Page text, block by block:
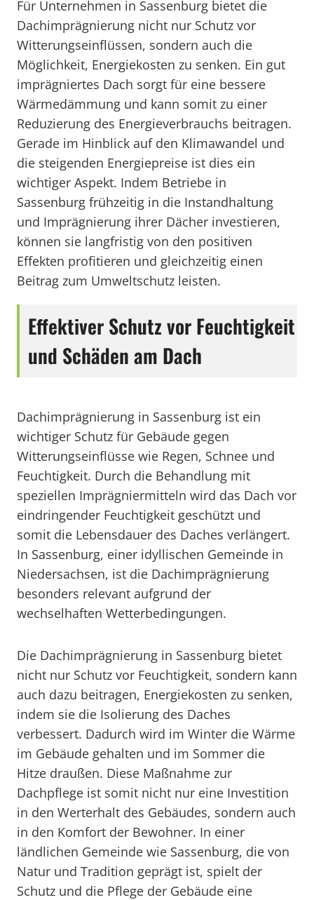
Für Unternehmen in Sassenburg bietet die
Dachimprägnierung nicht nur Schutz vor
Witterungseinflüssen, sondern auch die
Möglichkeit, Energiekosten zu senken. Ein gut
imprägniertes Dach sorgt für eine bessere
Wärmedämmung und kann somit zu einer
Reduzierung des Energieverbrauchs beitragen.
Gerade im Hinblick auf den Klimawandel und
die steigenden Energiepreise ist dies ein
wichtiger Aspekt. Indem Betriebe in
Sassenburg frühzeitig in die Instandhaltung
und Imprägnierung ihrer Dächer investieren,
können sie langfristig von den positiven
Effekten profitieren und gleichzeitig einen
Beitrag zum Umweltschutz leisten.
Effektiver Schutz vor Feuchtigkeit
und Schäden am Dach
Dachimprägnierung in Sassenburg ist ein
wichtiger Schutz für Gebäude gegen
Witterungseinflüsse wie Regen, Schnee und
Feuchtigkeit. Durch die Behandlung mit
speziellen Imprägniermitteln wird das Dach vor
eindringender Feuchtigkeit geschützt und
somit die Lebensdauer des Daches verlängert.
In Sassenburg, einer idyllischen Gemeinde in
Niedersachsen, ist die Dachimprägnierung
besonders relevant aufgrund der
wechselhaften Wetterbedingungen.
Die Dachimprägnierung in Sassenburg bietet
nicht nur Schutz vor Feuchtigkeit, sondern kann
auch dazu beitragen, Energiekosten zu senken,
indem sie die Isolierung des Daches
verbessert. Dadurch wird im Winter die Wärme
im Gebäude gehalten und im Sommer die
Hitze draußen. Diese Maßnahme zur
Dachpflege ist somit nicht nur eine Investition
in den Werterhalt des Gebäudes, sondern auch
in den Komfort der Bewohner. In einer
ländlichen Gemeinde wie Sassenburg, die von
Natur und Tradition geprägt ist, spielt der
Schutz und die Pflege der Gebäude eine